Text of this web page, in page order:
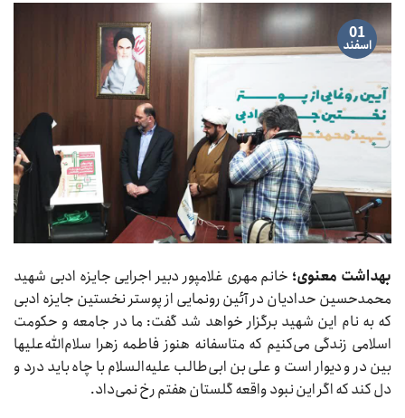
01
اسفند
بهداشت معنوی؛ خانم مهری غلامپور دبیر اجرایی جایزه ادبی شهید
محمدحسین حدادیان در آئین رونمایی از پوستر نخستین جایزه ادبی
که به نام این شهید برگزار خواهد شد گفت: ما در جامعه و حکومت
اسلامی زندگی می‌کنیم که متاسفانه هنوز فاطمه زهرا سلام‌الله‌علیها
بین در و دیوار است و علی بن ابی‌طالب علیه‌السلام با چاه باید درد و
دل کند که اگر این نبود واقعه گلستان هفتم رخ نمی‌داد.